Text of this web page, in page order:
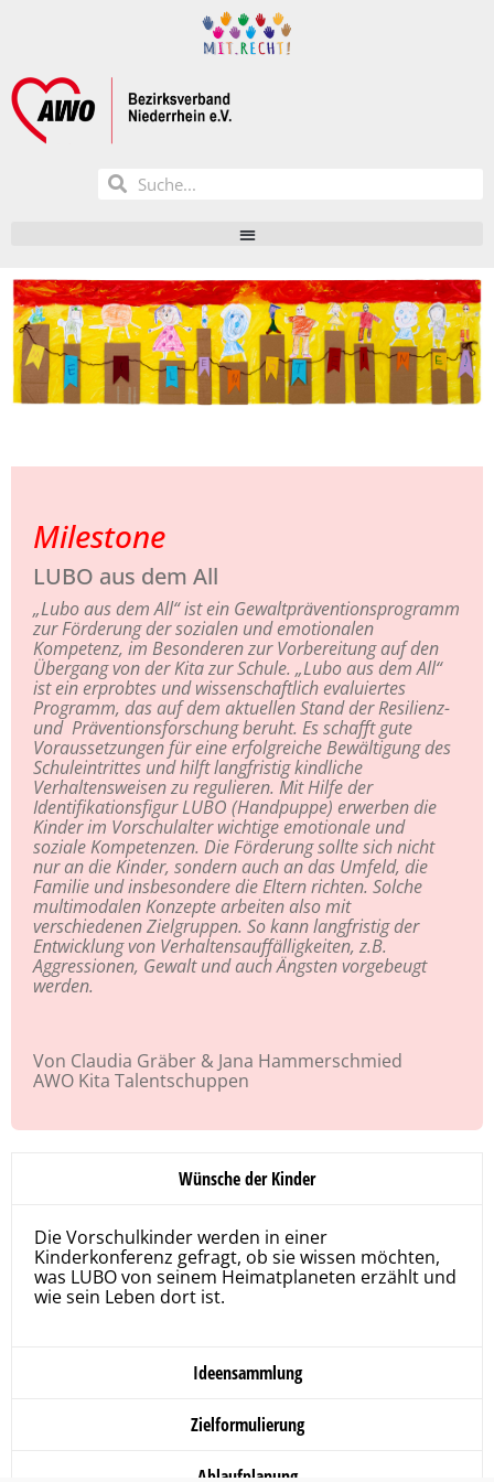
Milestone
LUBO aus dem All
„Lubo aus dem All“ ist ein Gewaltpräventionsprogramm
zur Förderung der sozialen und emotionalen
Kompetenz, im Besonderen zur Vorbereitung auf den
Übergang von der Kita zur Schule. „Lubo aus dem All“
ist ein erprobtes und wissenschaftlich evaluiertes
Programm, das auf dem aktuellen Stand der Resilienz-
und Präventionsforschung beruht. Es schafft gute
Voraussetzungen für eine erfolgreiche Bewältigung des
Schuleintrittes und hilft langfristig kindliche
Verhaltensweisen zu regulieren. Mit Hilfe der
Identifikationsfigur LUBO (Handpuppe) erwerben die
Kinder im Vorschulalter wichtige emotionale und
soziale Kompetenzen. Die Förderung sollte sich nicht
nur an die Kinder, sondern auch an das Umfeld, die
Familie und insbesondere die Eltern richten. Solche
multimodalen Konzepte arbeiten also mit
verschiedenen Zielgruppen. So kann langfristig der
Entwicklung von Verhaltensauffälligkeiten, z.B.
Aggressionen, Gewalt und auch Ängsten vorgebeugt
werden.
Von Claudia Gräber & Jana Hammerschmied
AWO Kita Talentschuppen
Wünsche der Kinder
Die Vorschulkinder werden in einer
Kinderkonferenz gefragt, ob sie wissen möchten,
was LUBO von seinem Heimatplaneten erzählt und
wie sein Leben dort ist.
Ideensammlung
Zielformulierung
Ablaufplanung